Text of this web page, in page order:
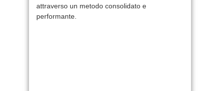
attraverso un metodo consolidato e
performante.